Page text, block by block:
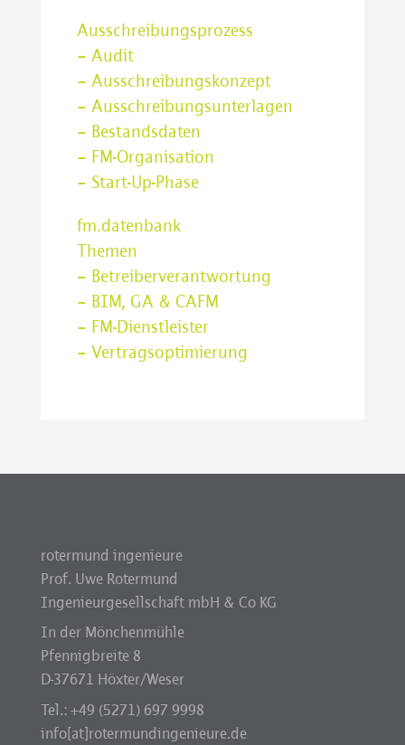
Ausschreibungsprozess
– Audit
– Ausschreibungskonzept
– Ausschreibungsunterlagen
– Bestandsdaten
– FM-Organisation
– Start-Up-Phase
fm.datenbank
Themen
– Betreiberverantwortung
– BIM, GA & CAFM
– FM-Dienstleister
– Vertragsoptimierung
rotermund ingenieure
Prof. Uwe Rotermund
Ingenieurgesellschaft mbH & Co KG
In der Mönchenmühle
Pfennigbreite 8
D-37671 Höxter/Weser
Tel.: +49 (5271) 697 9998
info[at]rotermundingenieure.de